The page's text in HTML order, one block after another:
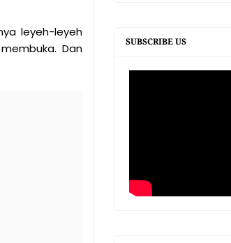
leyeh-leyeh
Dan
SUBSCRIBE US